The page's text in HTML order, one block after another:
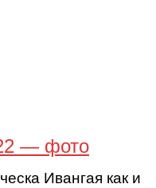
— фото
Ивангая как и